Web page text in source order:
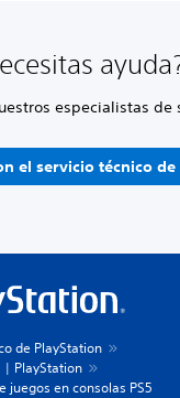
especialistas de
el servicio técnico de
de PlayStation
| PlayStation
juegos en consolas PS5